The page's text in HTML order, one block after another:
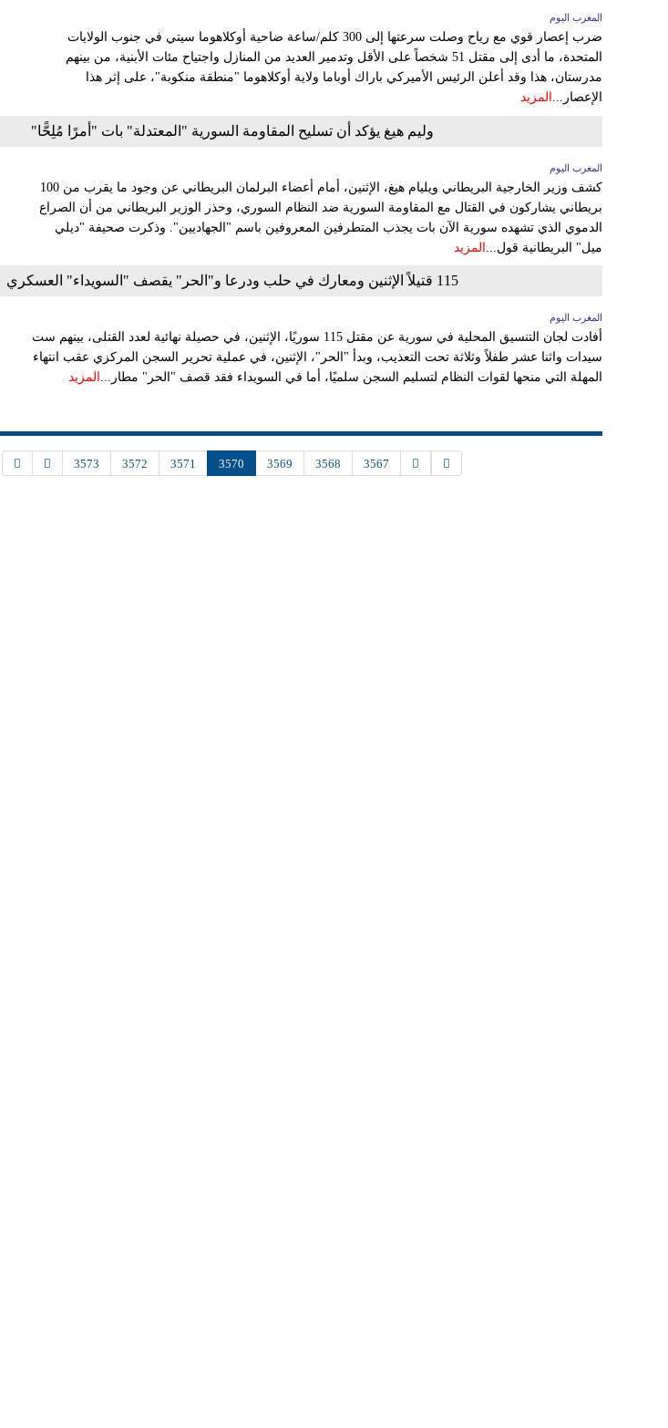
المغرب اليوم
ضرب إعصار قوي مع رياح وصلت سرعتها إلى 300 كلم/ساعة ضاحية أوكلاهوما سيتي في جنوب الولايات
المتحدة، ما أدى إلى مقتل 51 شخصاً على الأقل وتدمير العديد من المنازل واجتياح مئات الأبنية، من بينهم
مدرستان، هذا وقد أعلن الرئيس الأميركي باراك أوباما ولاية أوكلاهوما "منطقة منكوبة"، على إثر هذا
الإعصار... المزيد
وليم هيغ يؤكد أن تسليح المقاومة السورية "المعتدلة" بات "أمرًا مُلِحًّا"
المغرب اليوم
كشف وزير الخارجية البريطاني ويليام هيغ، الإثنين، أمام أعضاء البرلمان البريطاني عن وجود ما يقرب من 100
بريطاني يشاركون في القتال مع المقاومة السورية ضد النظام السوري، وحذر الوزير البريطاني من أن الصراع
الدموي الذي تشهده سورية الآن بات يجذب المتطرفين المعروفين باسم "الجهاديين". وذكرت صحيفة "ديلي
ميل" البريطانية قول... المزيد
115 قتيلاً الإثنين ومعارك في حلب ودرعا و"الحر" يقصف "السويداء" العسكري
المغرب اليوم
أفادت لجان التنسيق المحلية في سورية عن مقتل 115 سوريًا، الإثنين، في حصيلة نهائية لعدد القتلى، بينهم ست
سيدات واثنا عشر طفلاً وثلاثة تحت التعذيب، وبدأ "الحر"، الإثنين، في عملية تحرير السجن المركزي عقب انتهاء
المهلة التي منحها لقوات النظام لتسليم السجن سلميًا، أما في السويداء فقد قصف "الحر" مطار... المزيد
3567
3568
3569
3570
3571
3572
3573